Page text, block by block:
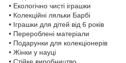
• Екологічно чисті іграшки
• Колекційні ляльки Барбі
• Іграшки для дітей від 6 років
• Перероблені матеріали
• Подарунки для колекціонерів
• Жінки у науці
• Стійке виробництво